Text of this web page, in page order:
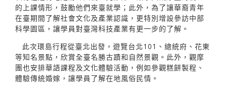
的上課情形，鼓勵他們來臺就學；此外，為了讓華裔青年
在臺期間了解社會文化及產業認識，更特別增設參訪中部
科學園區，讓學員對臺灣科技產業有更一步的了解。
此次環島行程從臺北出發，遊覽台北101、總統府、花東
等知名景點，欣賞全臺名勝古蹟和自然景觀。此外，觀摩
團也安排華語課程及文化體驗活動，例如參觀糕餅製程、
體驗傳統婚嫁，讓學員了解在地風俗民情。